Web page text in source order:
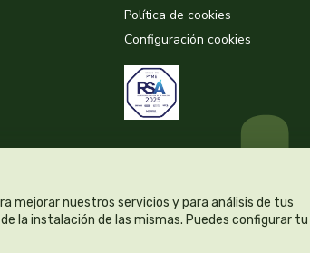
mejorar nuestros servicios y para análisis de tus
la instalación de las mismas. Puedes configurar tu
Política de cookies
Configuración cookies